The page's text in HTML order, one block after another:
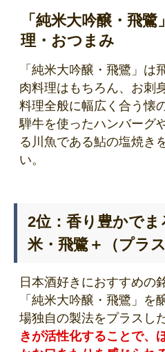
「純米大吟醸・飛
理・おつまみ
「純米大吟醸・飛鷺」は
肉料理はもちろん、お刺
料理全般に幅広く合う懐
騨牛を使ったハンバーグ
る川魚である鮎の塩焼き
い。
2位：香り豊かで
米・飛鷺＋（プラス
日本酒好きにおすすめの
「純米大吟醸・飛鷺」を
場独自の製法をプラスし
きが活性化することで、